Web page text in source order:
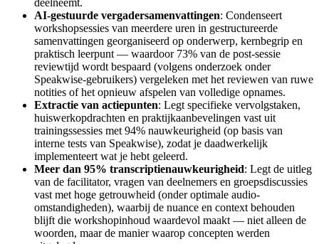
AI-gestuurde vergadersamenvattingen: Condenseert
workshopsessies van meerdere uren in gestructureerde
samenvattingen georganiseerd op onderwerp, kernbegrip en
praktisch leerpunt — waardoor 73% van de post-sessie
reviewtijd wordt bespaard (volgens onderzoek onder
Speakwise-gebruikers) vergeleken met het reviewen van ruwe
notities of het opnieuw afspelen van volledige opnames.
Extractie van actiepunten: Legt specifieke vervolgstaken,
huiswerkopdrachten en praktijkaanbevelingen vast uit
trainingssessies met 94% nauwkeurigheid (op basis van
interne tests van Speakwise), zodat je daadwerkelijk
implementeert wat je hebt geleerd.
Meer dan 95% transcriptienauwkeurigheid: Legt de uitleg
van de facilitator, vragen van deelnemers en groepsdiscussies
vast met hoge getrouwheid (onder optimale audio-
omstandigheden), waarbij de nuance en context behouden
blijft die workshopinhoud waardevol maakt — niet alleen de
woorden, maar de manier waarop concepten werden